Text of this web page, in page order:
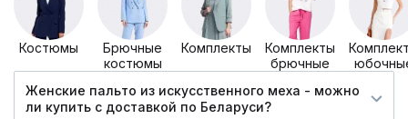
Костюмы
Брючные
костюмы
Комплекты
Комплекты
брючные
Женские пальто из искусственного меха - можно
ли купить c доставкой по Беларуси?